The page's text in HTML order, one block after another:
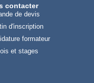
contacter
de devis
d'inscription
formateur
et stages